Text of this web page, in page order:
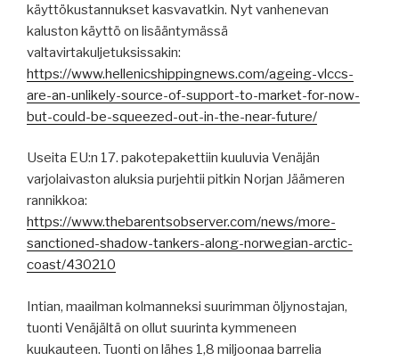
käyttökustannukset kasvavatkin. Nyt vanhenevan
kaluston käyttö on lisääntymässä
valtavirtakuljetuksissakin:
https://www.hellenicshippingnews.com/ageing-vlccs-
are-an-unlikely-source-of-support-to-market-for-now-
but-could-be-squeezed-out-in-the-near-future/
Useita EU:n 17. pakotepakettiin kuuluvia Venäjän
varjolaivaston aluksia purjehtii pitkin Norjan Jäämeren
rannikkoa:
https://www.thebarentsobserver.com/news/more-
sanctioned-shadow-tankers-along-norwegian-arctic-
coast/430210
Intian, maailman kolmanneksi suurimman öljynostajan,
tuonti Venäjältä on ollut suurinta kymmeneen
kuukauteen. Tuonti on lähes 1,8 miljoonaa barrelia